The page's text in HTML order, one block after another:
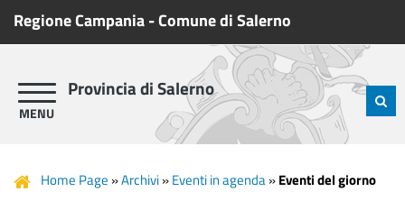
Regione Campania-Comune di Salerno
Provincia di Salerno
Home Page »Archivi»Eventi in agenda»Eventi del giorno